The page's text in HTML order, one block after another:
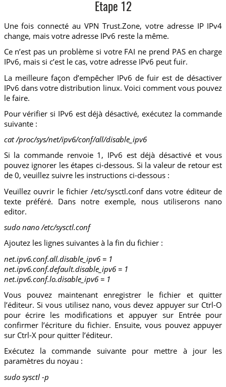
Etape 12
Une fois connecté au VPN Trust.Zone, votre adresse IP IPv4
change, mais votre adresse IPv6 reste la même.
Ce n’est pas un problème si votre FAI ne prend PAS en charge
IPv6, mais si c’est le cas, votre adresse IPv6 peut fuir.
La meilleure façon d’empêcher IPv6 de fuir est de désactiver
IPv6 dans votre distribution linux. Voici comment vous pouvez
le faire.
Pour vérifier si IPv6 est déjà désactivé, exécutez la commande
suivante :
cat /proc/sys/net/ipv6/conf/all/disable_ipv6
Si la commande renvoie 1, IPv6 est déjà désactivé et vous
pouvez ignorer les étapes ci-dessous. Si la valeur de retour est
de 0, veuillez suivre les instructions ci-dessous :
Veuillez ouvrir le fichier /etc/sysctl.conf dans votre éditeur de
texte préféré. Dans notre exemple, nous utiliserons nano
editor.
sudo nano /etc/sysctl.conf
Ajoutez les lignes suivantes à la fin du fichier :
net.ipv6.conf.all.disable_ipv6 = 1
net.ipv6.conf.default.disable_ipv6 = 1
net.ipv6.conf.lo.disable_ipv6 = 1
Vous pouvez maintenant enregistrer le fichier et quitter
l’éditeur. Si vous utilisez nano, vous devez appuyer sur Ctrl-O
pour écrire les modifications et appuyer sur Entrée pour
confirmer l’écriture du fichier. Ensuite, vous pouvez appuyer
sur Ctrl-X pour quitter l’éditeur.
Exécutez la commande suivante pour mettre à jour les
paramètres du noyau :
sudo sysctl -p